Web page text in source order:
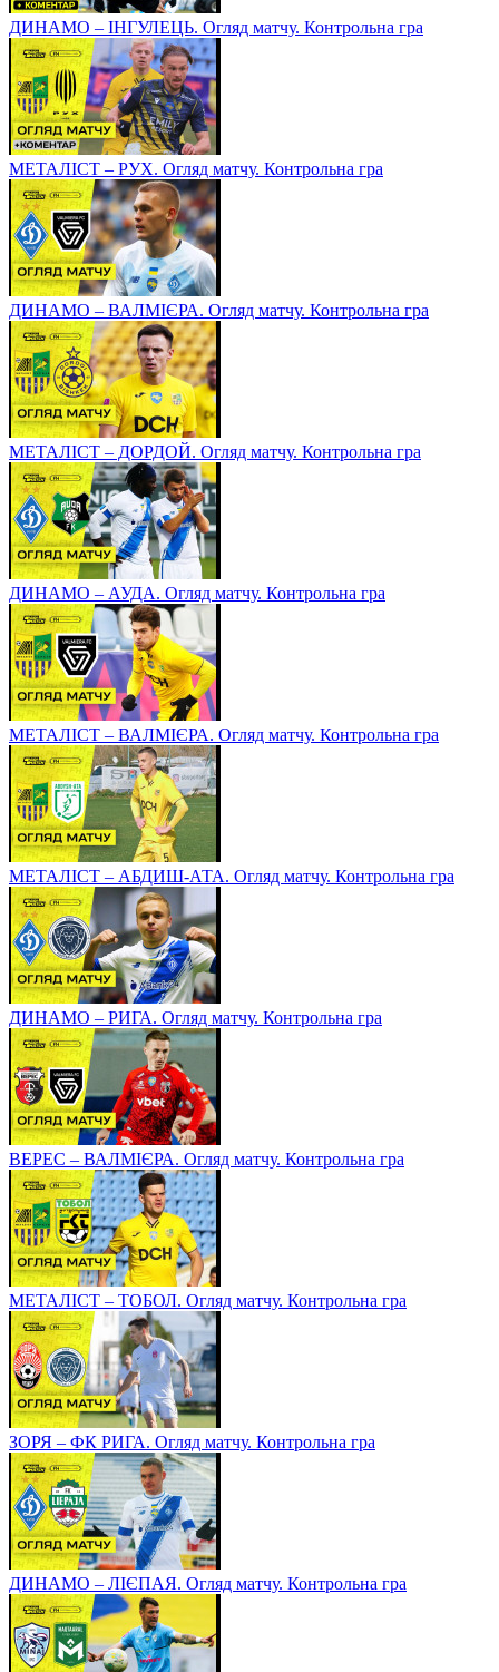
ДИНАМО – ІНГУЛЕЦЬ. Огляд матчу. Контрольна гра
МЕТАЛІСТ – РУХ. Огляд матчу. Контрольна гра
ДИНАМО – ВАЛМІЄРА. Огляд матчу. Контрольна гра
МЕТАЛІСТ – ДОРДОЙ. Огляд матчу. Контрольна гра
ДИНАМО – АУДА. Огляд матчу. Контрольна гра
МЕТАЛІСТ – ВАЛМІЄРА. Огляд матчу. Контрольна гра
МЕТАЛІСТ – АБДИШ-АТА. Огляд матчу. Контрольна гра
ДИНАМО – РИГА. Огляд матчу. Контрольна гра
ВЕРЕС – ВАЛМІЄРА. Огляд матчу. Контрольна гра
МЕТАЛІСТ – ТОБОЛ. Огляд матчу. Контрольна гра
ЗОРЯ – ФК РИГА. Огляд матчу. Контрольна гра
ДИНАМО – ЛІЄПАЯ. Огляд матчу. Контрольна гра